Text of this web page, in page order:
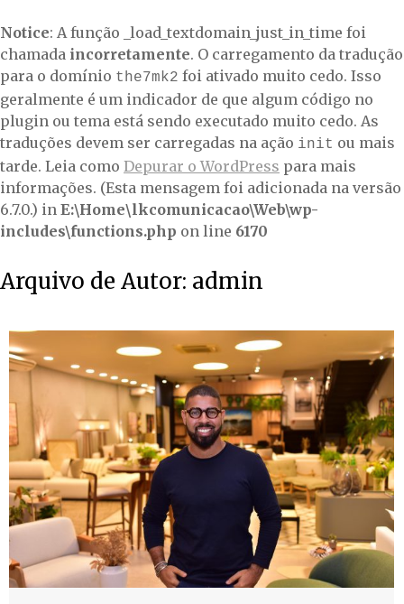
Notice: A função _load_textdomain_just_in_time foi
chamada incorretamente. O carregamento da tradução
para o domínio the7mk2 foi ativado muito cedo. Isso
geralmente é um indicador de que algum código no
plugin ou tema está sendo executado muito cedo. As
traduções devem ser carregadas na ação init ou mais
tarde. Leia como Depurar o WordPress para mais
informações. (Esta mensagem foi adicionada na versão
6.7.0.) in E:\Home\lkcomunicacao\Web\wp-
includes\functions.php on line 6170
Arquivo de Autor: admin